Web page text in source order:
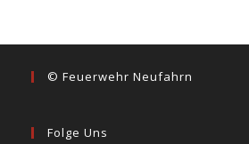
© Feuerwehr Neufahrn
Folge Uns